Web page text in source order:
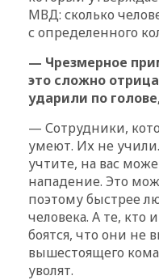
МВД: сколько
с определенного
— Чрезмерное
это сложно
ударили по
— Сотрудники,
умеют. Их не
учтите, на вас
нападение. Это
поэтому быстрее
человека. А те, кто
боятся, что они не
вышестоящего
уволят.